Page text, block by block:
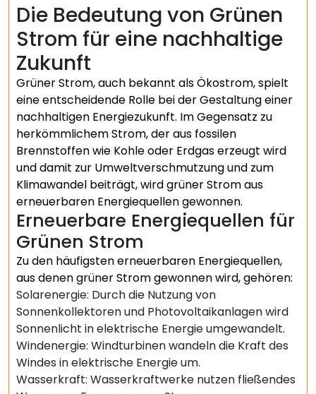
Die Bedeutung von Grünen
Strom für eine nachhaltige
Zukunft
Grüner Strom, auch bekannt als Ökostrom, spielt
eine entscheidende Rolle bei der Gestaltung einer
nachhaltigen Energiezukunft. Im Gegensatz zu
herkömmlichem Strom, der aus fossilen
Brennstoffen wie Kohle oder Erdgas erzeugt wird
und damit zur Umweltverschmutzung und zum
Klimawandel beiträgt, wird grüner Strom aus
erneuerbaren Energiequellen gewonnen.
Erneuerbare Energiequellen für
Grünen Strom
Zu den häufigsten erneuerbaren Energiequellen,
aus denen grüner Strom gewonnen wird, gehören:
Solarenergie: Durch die Nutzung von
Sonnenkollektoren und Photovoltaikanlagen wird
Sonnenlicht in elektrische Energie umgewandelt.
Windenergie: Windturbinen wandeln die Kraft des
Windes in elektrische Energie um.
Wasserkraft: Wasserkraftwerke nutzen fließendes